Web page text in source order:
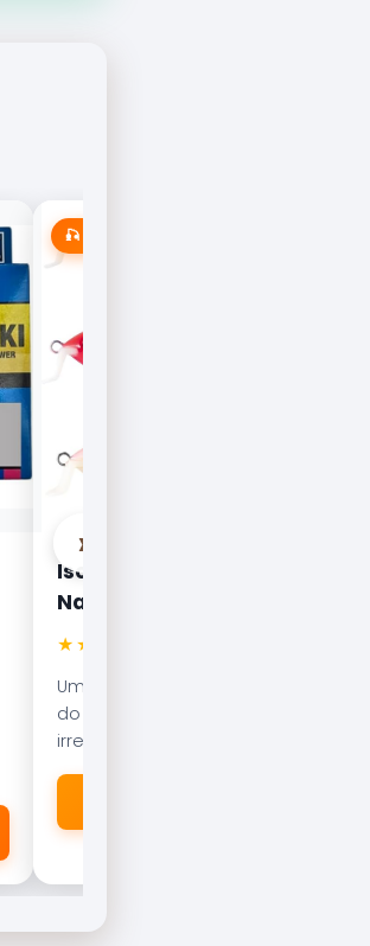
🎣 MAIS VENDIDA
Isca Artificial Nelson
Nakamura Curisco 70
★★★★★
Uma das iscas mais famosas
do Brasil. Com nado errático, é
irresistível para o Tucunaré e o
Robalo. Essencial em qualquer
›